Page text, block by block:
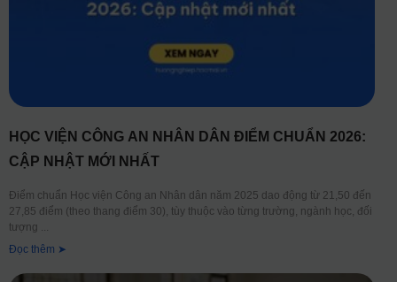
HỌC VIỆN CÔNG AN NHÂN DÂN ĐIỂM CHUẨN 2026:
CẬP NHẬT MỚI NHẤT
Điểm chuẩn Học viện Công an Nhân dân năm 2025 dao động từ 21,50 đến
27,85 điểm (theo thang điểm 30), tùy thuộc vào từng trường, ngành học, đối
tượng
Đọc thêm ➤